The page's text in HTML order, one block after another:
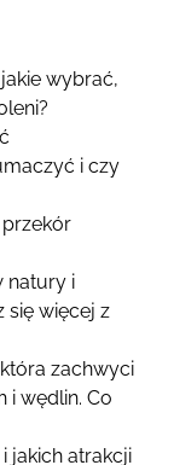
wybrać,
i czy
natury i
się więcej z
zachwyci
i wędlin. Co
jakich atrakcji